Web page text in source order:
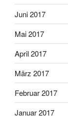
Juni 2017
Mai 2017
April 2017
März 2017
Februar 2017
Januar 2017